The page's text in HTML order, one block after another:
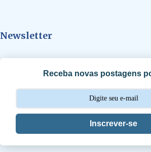
á
s
Newsletter
Receba novas postagens
Inscrever-se